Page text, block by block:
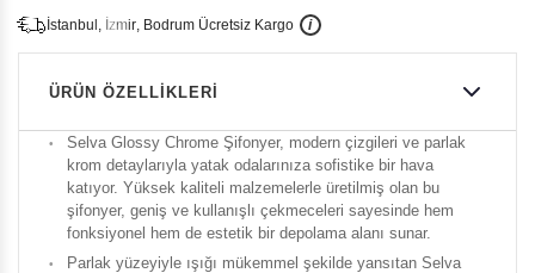
İstanbu , İzmir, Bodrum Ücretsiz Kargo i
ÜRÜN ÖZELLIKLERI
Selva Glossy Chrome Şifonyer, modern çizgileri ve parlak
krom detaylarıyla yatak odalarınıza sofistike bir hava
katıyor. Yüksek kaliteli malzemelerle üretilmiş olan bu
şifonyer, geniş ve kullanışlı çekmeceleri sayesinde hem
fonksiyonel hem de estetik bir depolama alanı sunar.
Parlak yüzeyiyle ışığı mükemmel şekilde yansıtan Selva